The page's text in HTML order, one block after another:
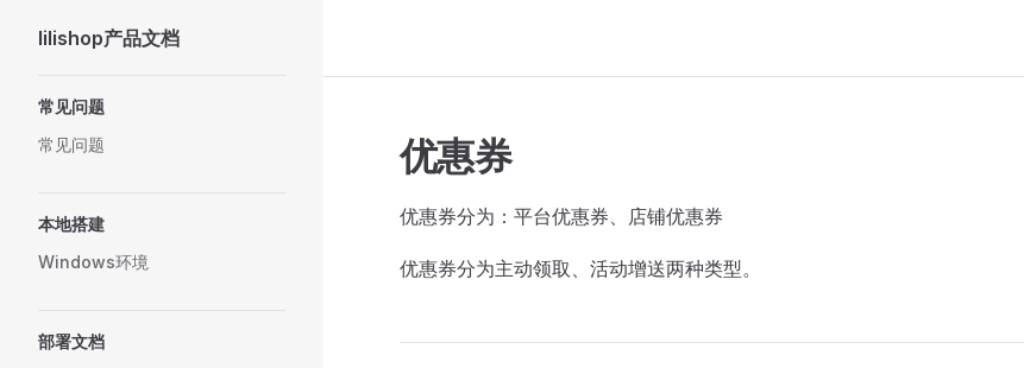
Skip to content
lilishop产品文档
常见问题
常见问题
本地搭建
Windows环境
部署文档
优惠券
优惠券分为：平台优惠券、店铺优惠券
优惠券分为主动领取、活动增送两种类型。